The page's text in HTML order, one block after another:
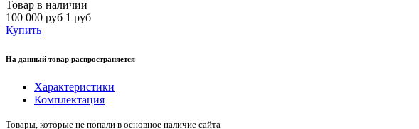
Товар в наличии
100 000 руб 1 руб
Купить
На данный товар распространяется
Характеристики
Комплектация
Товары, которые не попали в основное наличие сайта